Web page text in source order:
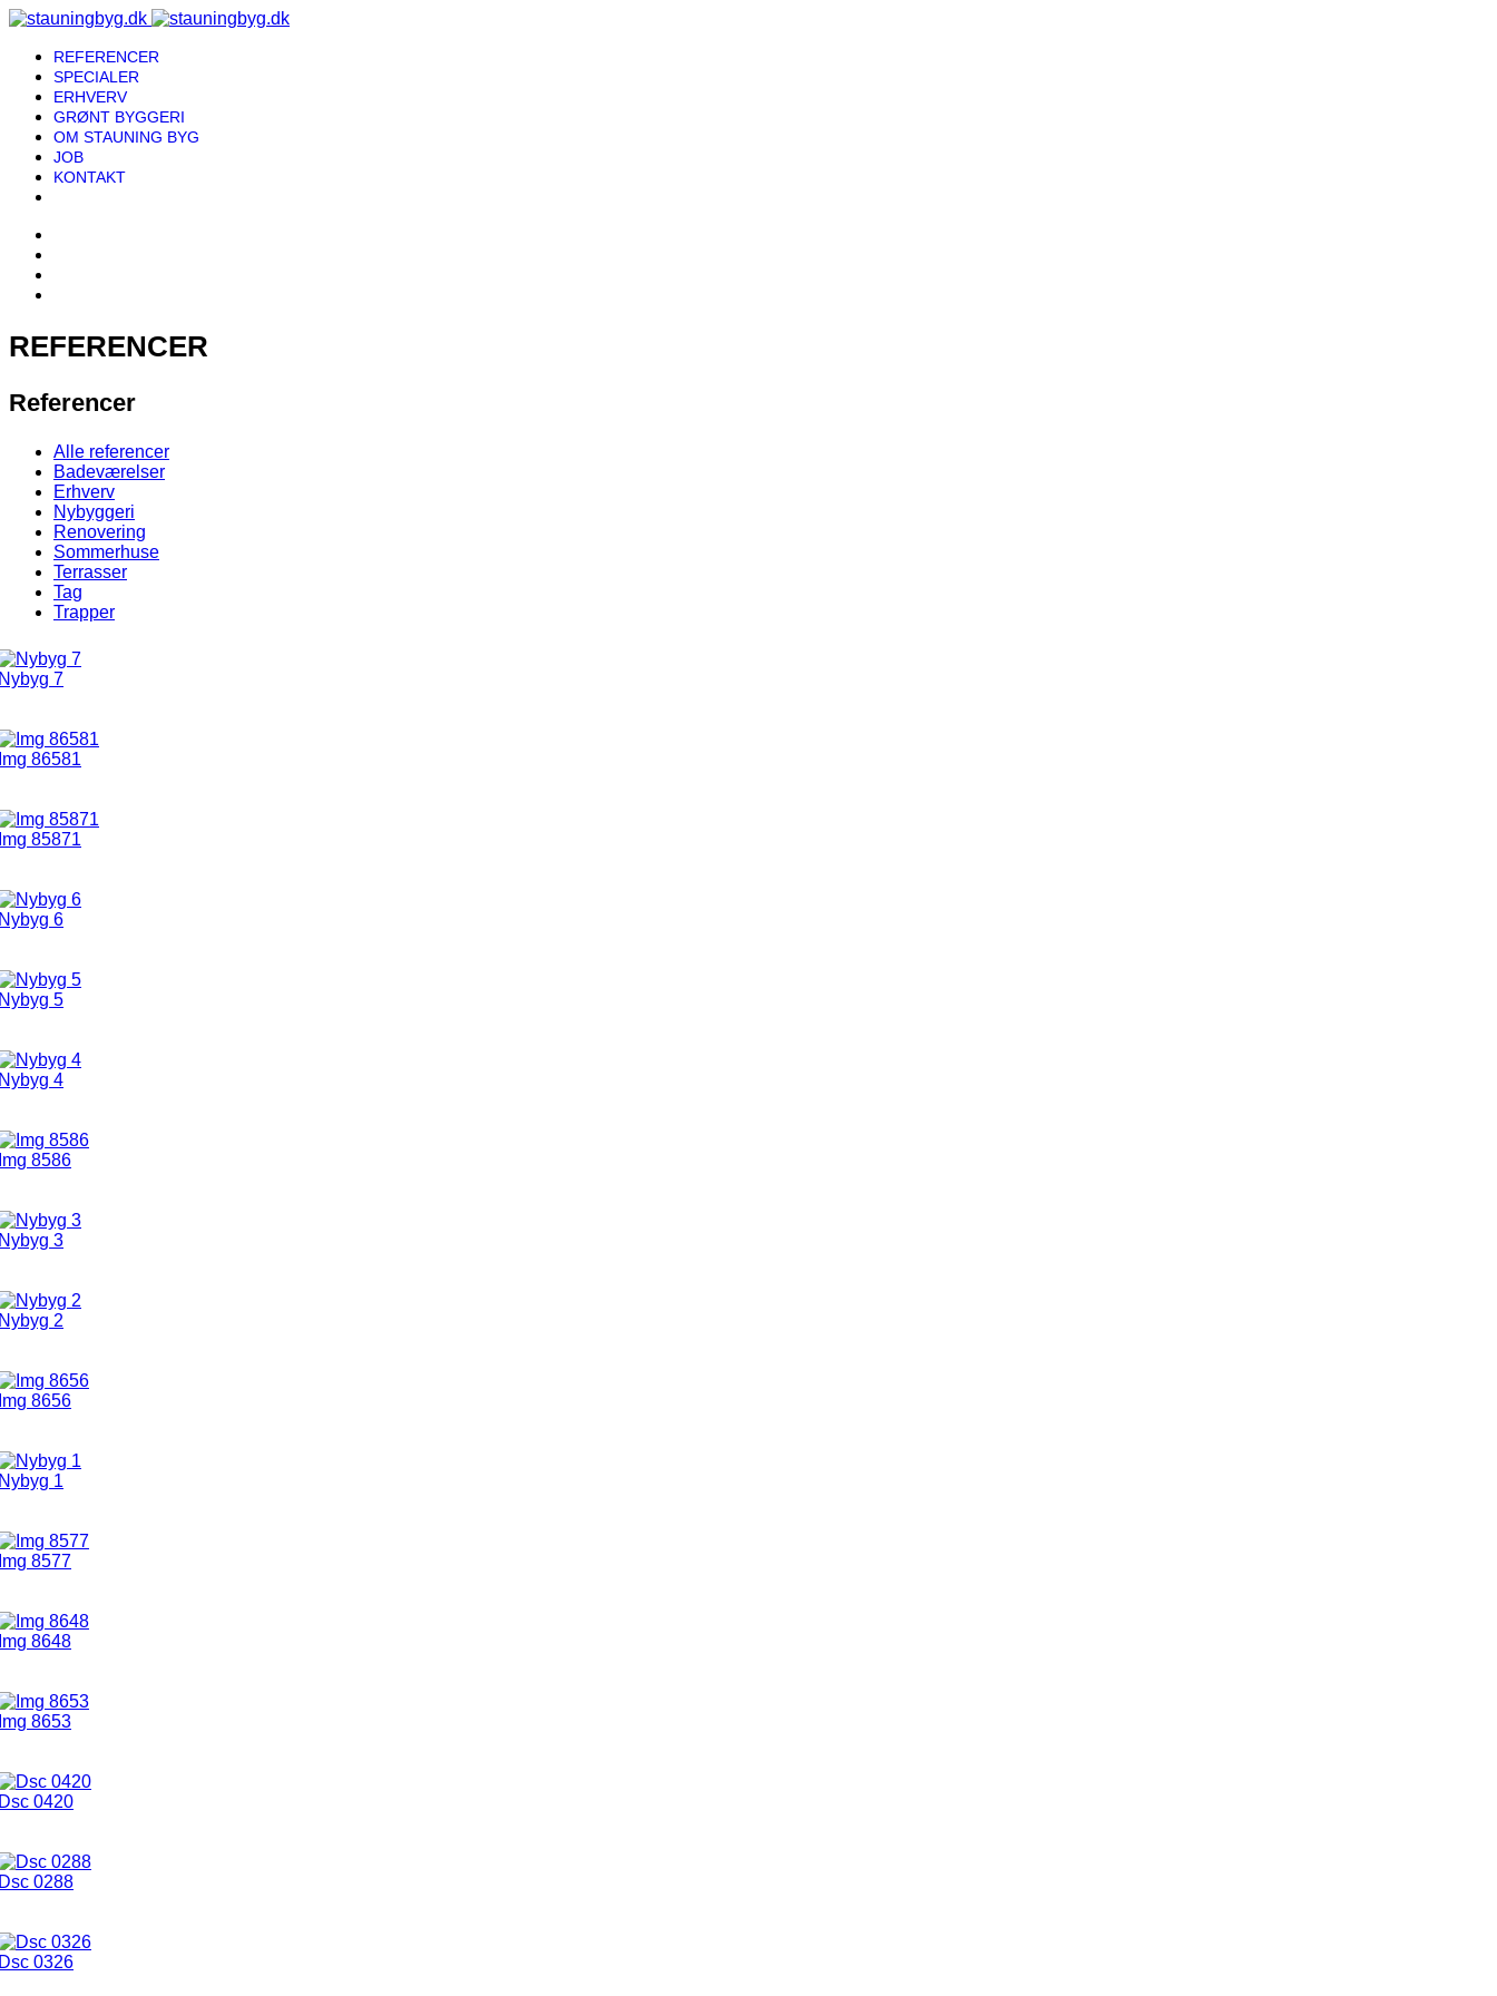
REFERENCER
SPECIALER
ERHVERV
GRØNT BYGGERI
OM STAUNING BYG
JOB
KONTAKT
REFERENCER
Referencer
Alle referencer
Badeværelser
Erhverv
Nybyggeri
Renovering
Sommerhuse
Terrasser
Tag
Trapper
7
86581
85871
6
5
4
8586
3
2
8656
1
8577
8648
8653
0420
0288
0326